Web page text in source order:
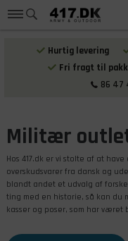
Hurtig levering
Fri fragt til
86 47
Militær
Hos 417.dk er vi stolte af at
overskudsvarer fra dansk og
blandt andet et udvalg af
ting med en historie, så kan du
kasser og poser, som har været